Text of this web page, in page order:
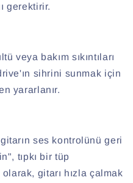
gerektirir.
veya bakım sıkıntıları
sihrini sunmak için
yararlanır.
ses kontrolünü geri
tıpkı bir tüp
gitarı hızla çalmak